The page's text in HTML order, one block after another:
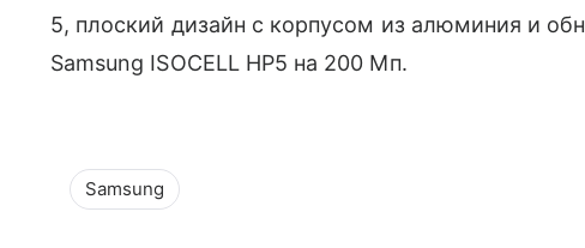
5, плоский дизайн с корпусом из алюминия и
Samsung ISOCELL HP5 на 200 Мп.
Samsung